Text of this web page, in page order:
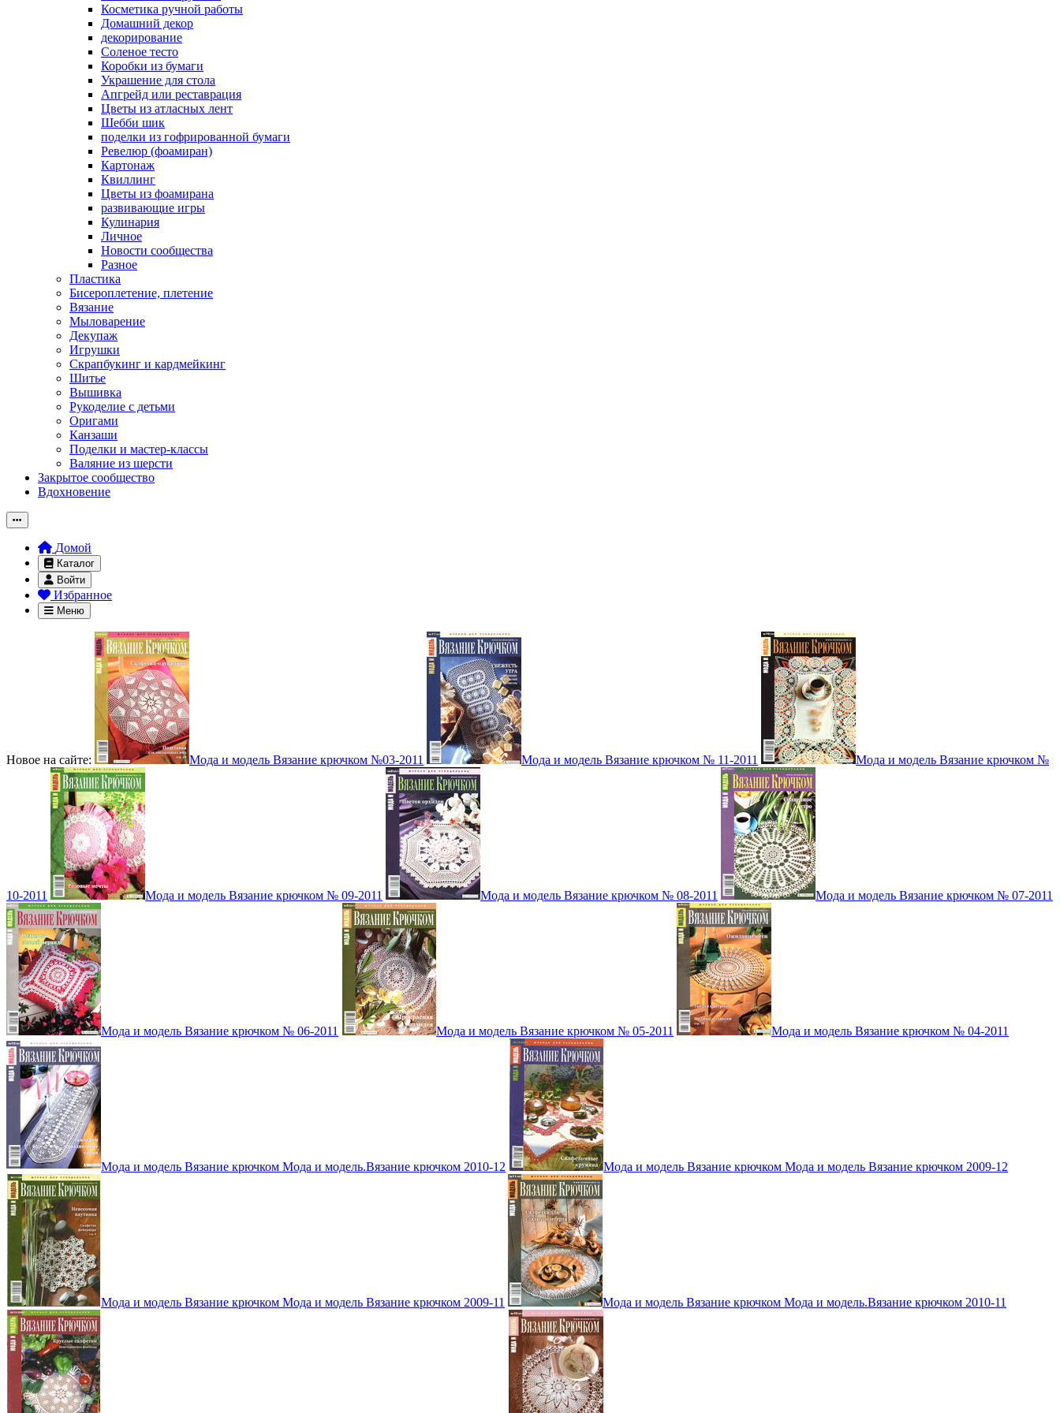
Косметика ручной работы
Домашний декор
декорирование
Соленое тесто
Коробки из бумаги
Украшение для стола
Апгрейд или реставрация
Цветы из атласных лент
Шебби шик
поделки из гофрированной бумаги
Ревелюр (фоамиран)
Картонаж
Квиллинг
Цветы из фоамирана
развивающие игры
Кулинария
Личное
Новости сообщества
Разное
Пластика
Бисероплетение, плетение
Вязание
Мыловарение
Декупаж
Игрушки
Скрапбукинг и кардмейкинг
Шитье
Вышивка
Рукоделие с детьми
Оригами
Канзаши
Поделки и мастер-классы
Валяние из шерсти
Закрытое сообщество
Вдохновение
Домой
Каталог
Войти
Избранное
Меню
Новое на сайте: Мода и модель Вязание крючком №03-2011 Мода и модель Вязание крючком № 11-2011 Мода и модель Вязание крючком №
10-2011 Мода и модель Вязание крючком № 09-2011 Мода и модель Вязание крючком № 08-2011 Мода и модель Вязание крючком № 07-2011
Мода и модель Вязание крючком № 06-2011 Мода и модель Вязание крючком № 05-2011 Мода и модель Вязание крючком № 04-2011
Мода и модель Вязание крючком Мода и модель.Вязание крючком 2010-12 Мода и модель Вязание крючком Мода и модель Вязание крючком 2009-12
Мода и модель Вязание крючком Мода и модель Вязание крючком 2009-11 Мода и модель Вязание крючком Мода и модель.Вязание крючком 2010-11